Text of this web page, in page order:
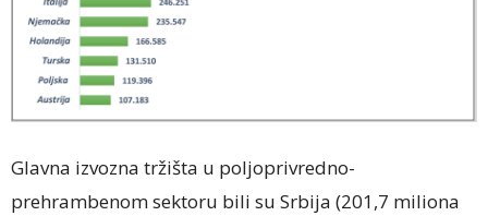
Glavna izvozna tržišta u poljoprivredno-
prehrambenom sektoru bili su Srbija (201,7 miliona